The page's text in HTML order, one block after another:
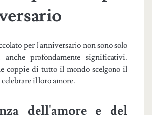
per l'anniversario non sono solo
anche profondamente significativi.
coppie di tutto il mondo scelgono il
il loro amore.
dell'amore e del